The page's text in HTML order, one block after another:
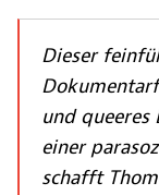
Dieser
und queeres
einer
schafft